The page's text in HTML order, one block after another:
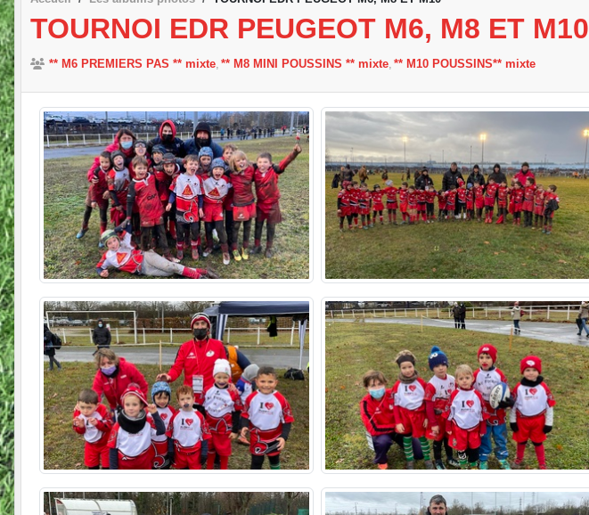
TOURNOI EDR PEUGEOT M6, M8 ET M10
** M6 PREMIERS PAS ** mixte ** M8 MINI POUSSINS ** mixte ** M10 POUSSINS** mixte